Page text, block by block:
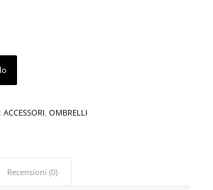
ACCESSORI, OMBRELLI
Recensioni (0)